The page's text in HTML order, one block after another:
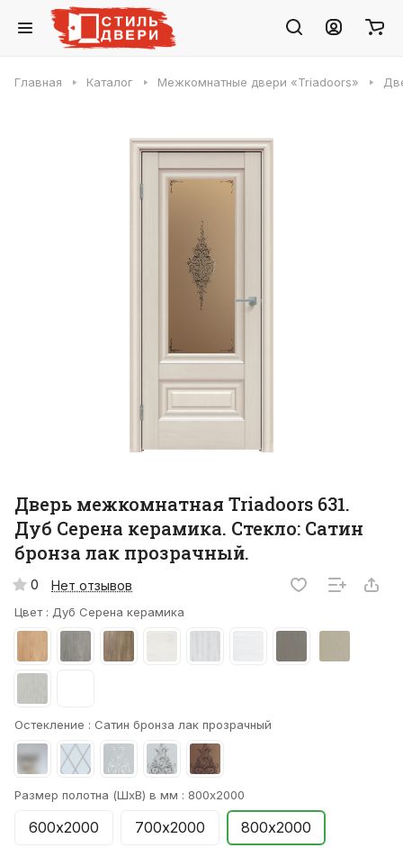
Главная Каталог Межкомнатные двери «Triadoors»
Дверь межкомнатная Triadoors 631.
Дуб Серена керамика. Стекло: Сатин
бронза лак прозрачный.
0 Нет отзывов
Цвет : Дуб Серена керамика
Остекление : Сатин бронза лак прозрачный
Размер полотна (ШхВ) в мм : 800х2000
600х2000 700х2000 800х2000